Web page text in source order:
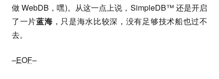
做 WebDB，嘿)。从这一点上说，SimpleDB™ 还是开启
了一片蓝海 ，只是海水比较深，没有足够技术船也过不
去。
–EOF–